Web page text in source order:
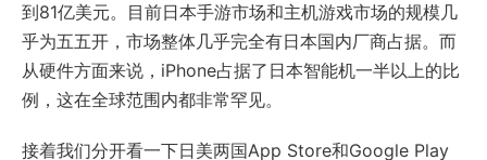
到81亿美元。目前日本手游市场和主机游戏市场的规模几
乎为五五开，市场整体几乎完全有日本国内厂商占据。而
从硬件方面来说，iPhone占据了日本智能机一半以上的比
例，这在全球范围内都非常罕见。
接着我们分开看一下日美两国App Store和Google Play